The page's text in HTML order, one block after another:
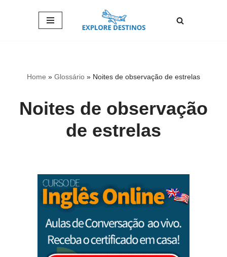
Home » Glossário » Noites de observação de estrelas
Noites de observação
de estrelas